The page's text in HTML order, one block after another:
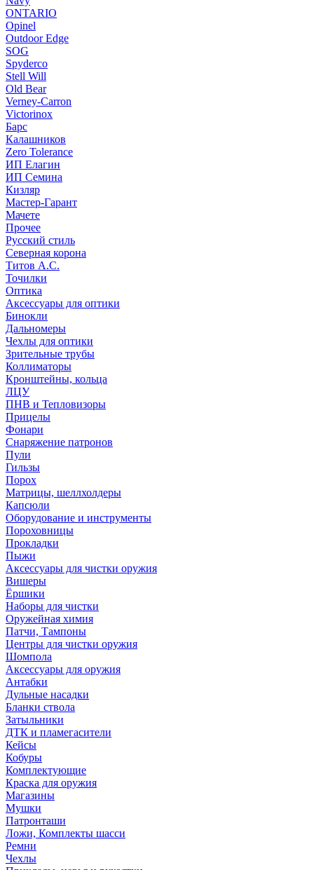
ONTARIO
Opinel
Outdoor Edge
SOG
Spyderco
Stell Will
Old Bear
Verney-Carron
Victorinox
Барс
Калашников
Zero Tolerance
ИП Елагин
ИП Семина
Кизляр
Мастер-Гарант
Мачете
Прочее
Русский стиль
Северная корона
Титов А.С.
Точилки
Оптика
Аксессуары для оптики
Бинокли
Дальномеры
Чехлы для оптики
Зрительные трубы
Коллиматоры
Кронштейны, кольца
ЛЦУ
ПНВ и Тепловизоры
Прицелы
Фонари
Снаряжение патронов
Пули
Гильзы
Порох
Матрицы, шеллхолдеры
Капсюли
Оборудование и инструменты
Пороховницы
Прокладки
Пыжи
Аксессуары для чистки оружия
Вишеры
Ёршики
Наборы для чистки
Оружейная химия
Патчи, Тампоны
Центры для чистки оружия
Шомпола
Аксессуары для оружия
Антабки
Дульные насадки
Бланки ствола
Затыльники
ДТК и пламегасители
Кейсы
Кобуры
Комплектующие
Краска для оружия
Магазины
Мушки
Патронташи
Ложи, Комплекты шасси
Ремни
Чехлы